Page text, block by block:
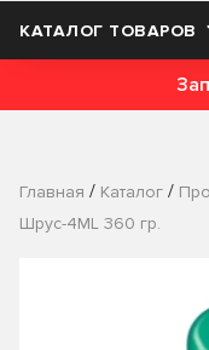
КАТАЛОГ ТОВАРОВ
Главная / Каталог /
Шрус-4МL 360 гр.